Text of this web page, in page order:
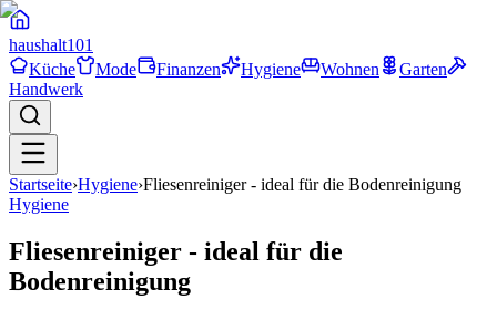
haushalt101
Küche
Mode Finanzen Hygiene Wohnen
Garten
Handwerk
Startseite›Hygiene›Fliesenreiniger - ideal für die Bodenreinigung
Hygiene
Fliesenreiniger - ideal für die
Bodenreinigung